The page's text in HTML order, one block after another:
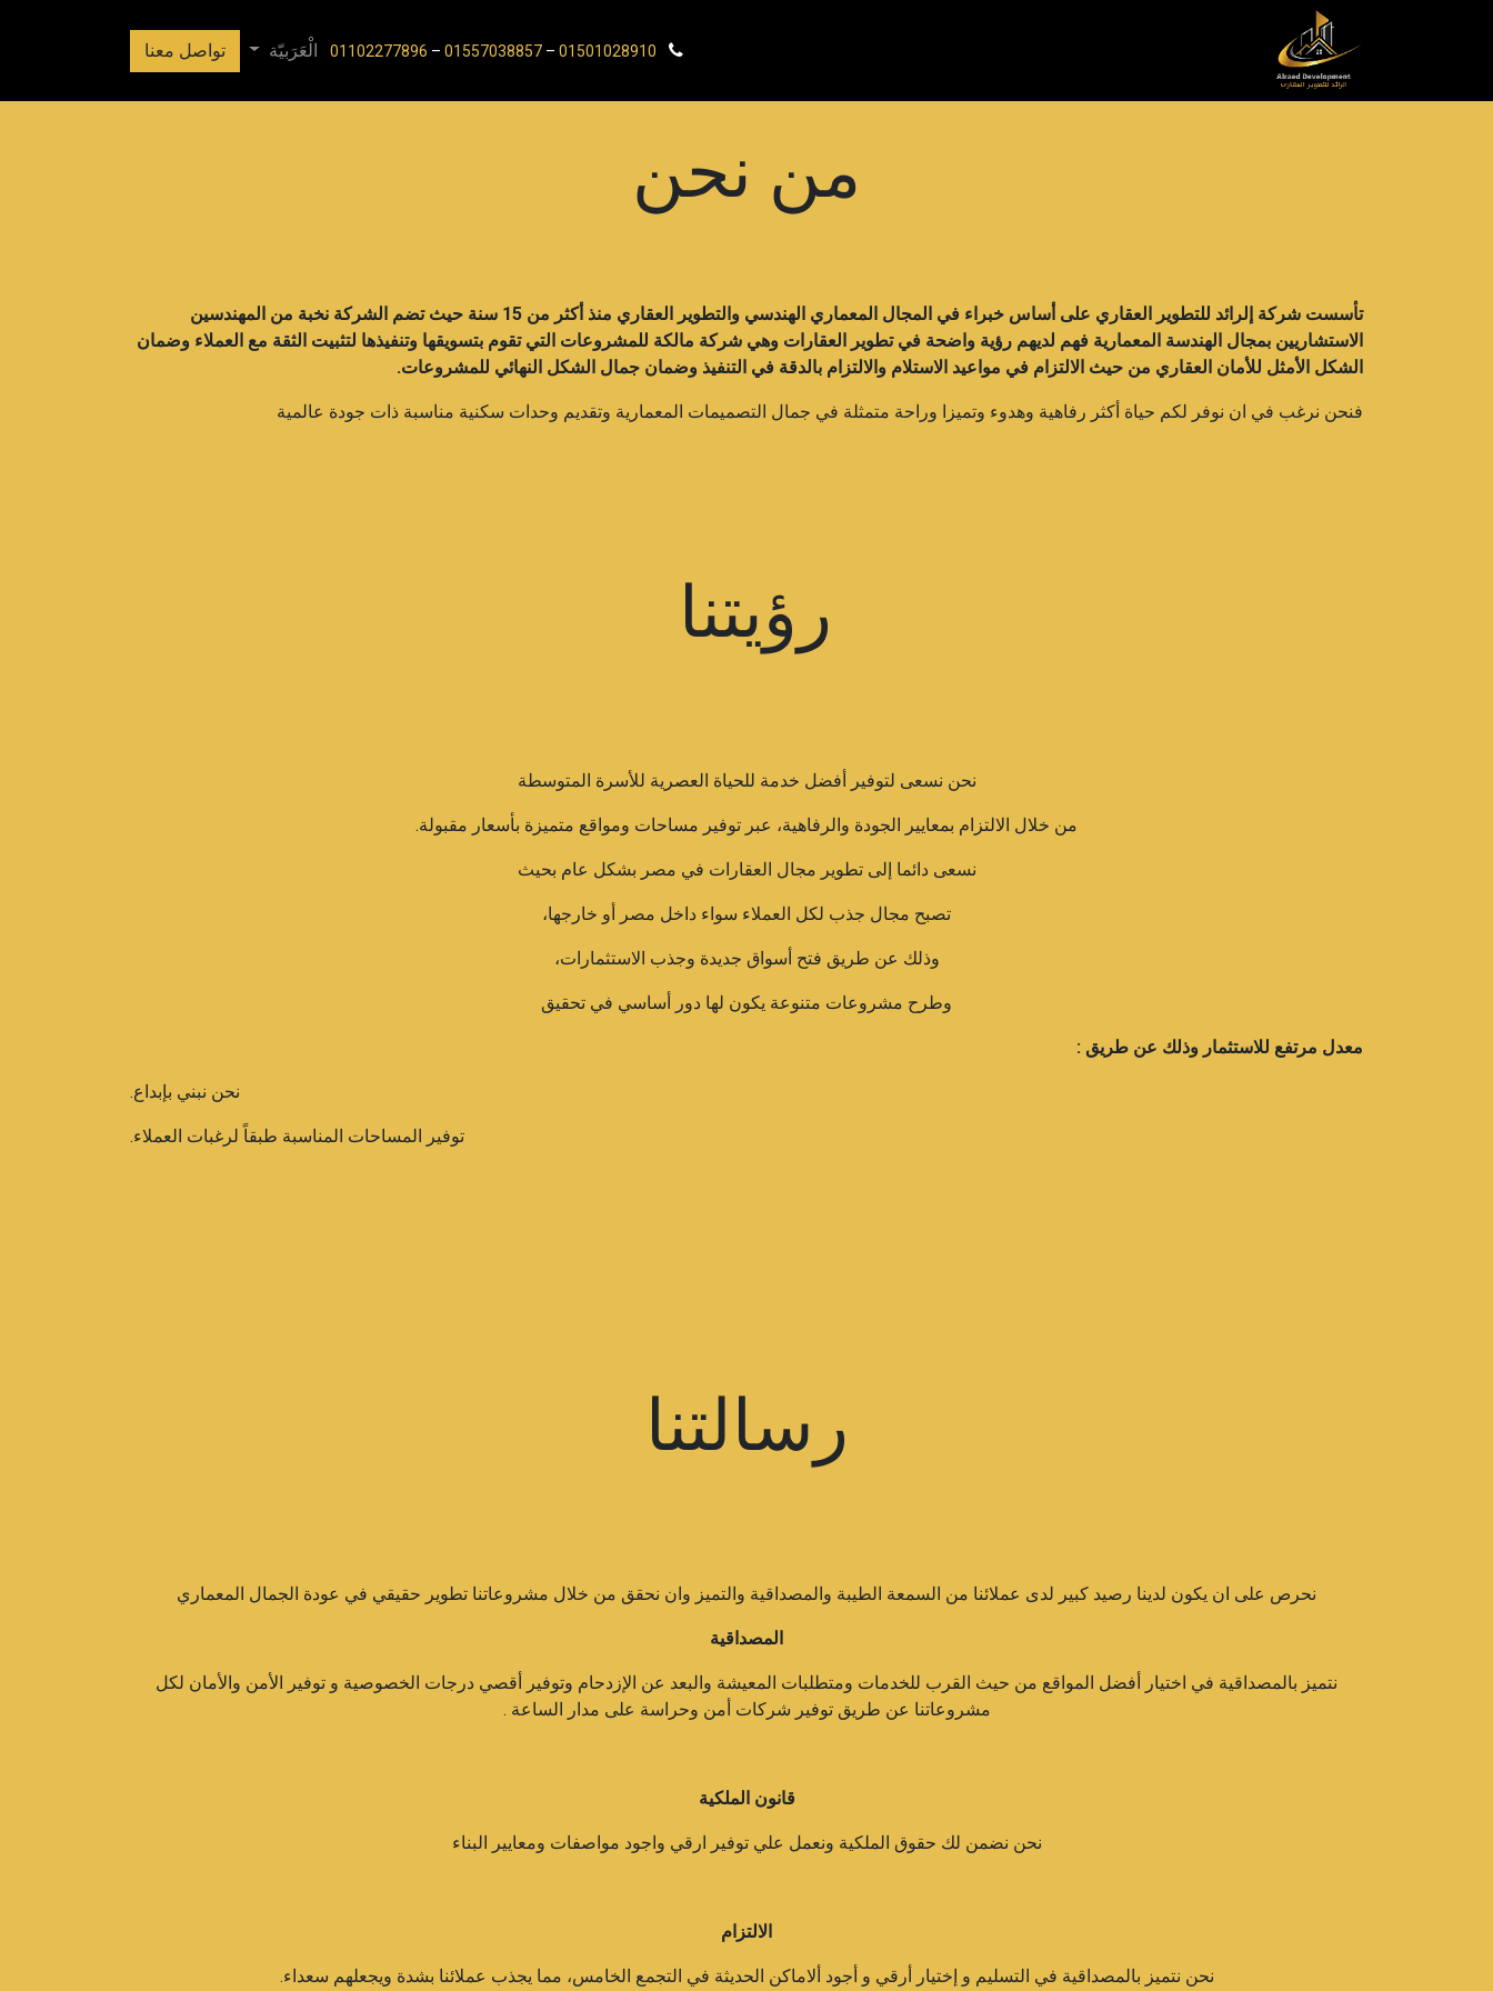
تخطي للذهاب إلى المحتوى
تواصل معنا01501028910
–
01557038857
–
01102277896 الْعَرَبيّة تواصل معنا
من نحن ​
تأسست شركة إلرائد للتطوير العقاري على أساس خبراء في المجال المعماري الهندسي والتطوير العقاري منذ أكثر من 15 سنة حيث تضم الشركة نخبة من المهندسين
الاستشاريين بمجال الهندسة المعمارية فهم لديهم رؤية واضحة في تطوير العقارات وهي شركة مالكة للمشروعات التي تقوم بتسويقها وتنفيذها لتثبيت الثقة مع العملاء وضمان
الشكل الأمثل للأمان العقاري من حيث الالتزام في مواعيد الاستلام والالتزام بالدقة في التنفيذ وضمان جمال الشكل النهائي للمشروعات.
فنحن نرغب في ان نوفر لكم حياة أكثر رفاهية وهدوء وتميزا وراحة متمثلة في جمال التصميمات المعمارية وتقديم وحدات سكنية مناسبة ذات جودة عالمية
رؤيتنا
نحن نسعى لتوفير أفضل خدمة للحياة العصرية للأسرة المتوسطة
من خلال الالتزام بمعايير الجودة والرفاهية، عبر توفير مساحات ومواقع متميزة بأسعار مقبولة.
نسعى دائما إلى تطوير مجال العقارات في مصر بشكل عام بحيث
تصبح مجال جذب لكل العملاء سواء داخل مصر أو خارجها،
وذلك عن طريق فتح أسواق جديدة وجذب الاستثمارات،
وطرح مشروعات متنوعة يكون لها دور أساسي في تحقيق
معدل مرتفع للاستثمار وذلك عن طريق :
نحن نبني بإبداع.
توفير المساحات المناسبة طبقاً لرغبات العملاء.
رسالتنا
نحرص على ان يكون لدينا رصيد كبير لدى عملائنا من السمعة الطيبة والمصداقية والتميز وان نحقق من خلال مشروعاتنا تطوير حقيقي في عودة الجمال المعماري
المصداقية
نتميز بالمصداقية في اختيار أفضل المواقع من حيث القرب للخدمات ومتطلبات المعيشة والبعد عن الإزدحام وتوفير أقصي درجات الخصوصية و توفير الأمن والأمان لكل
مشروعاتنا عن طريق توفير شركات أمن وحراسة على مدار الساعة .
قانون الملكية
نحن نضمن لك حقوق الملكية ونعمل علي توفير ارقي واجود مواصفات ومعايير البناء​
الالتزام
نحن نتميز بالمصداقية في التسليم و إختيار أرقي و أجود ألاماكن الحديثة في التجمع الخامس، مما يجذب عملائنا بشدة ويجعلهم سعداء.